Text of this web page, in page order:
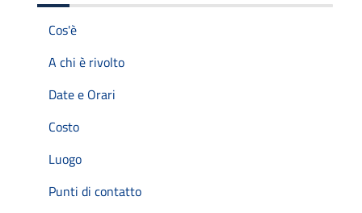
Cos'è
A chi è rivolto
Date e Orari
Costo
Luogo
Punti di contatto